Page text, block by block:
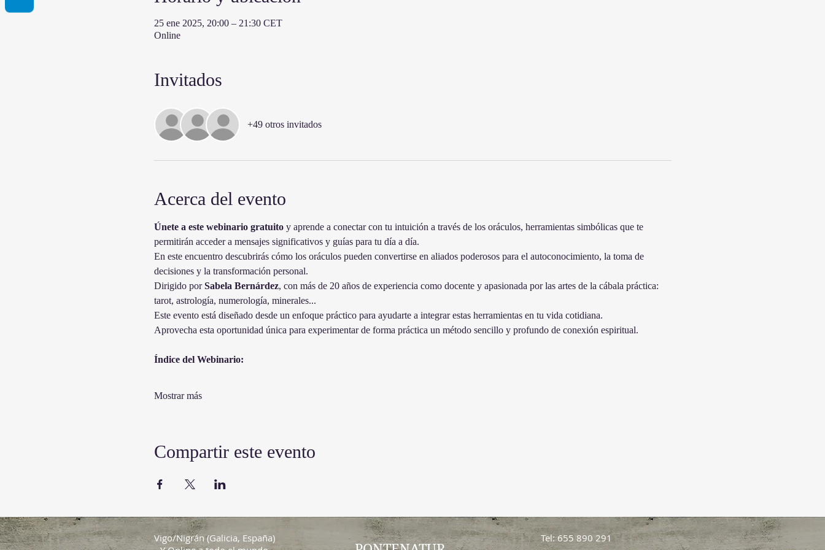
25 ene 2025, 20:00 – 21:30 CET
Online
Invitados
+49 otros invitados
Acerca del evento
Únete a este webinario gratuito y aprende a conectar con tu intuición a través de los oráculos, herramientas simbólicas que te
permitirán acceder a mensajes significativos y guías para tu día a día.
En este encuentro descubrirás cómo los oráculos pueden convertirse en aliados poderosos para el autoconocimiento, la toma de
decisiones y la transformación personal.
Dirigido por Sabela Bernárdez, con más de 20 años de experiencia como docente y apasionada por las artes de la cábala práctica:
tarot, astrología, numerología, minerales...
Este evento está diseñado desde un enfoque práctico para ayudarte a integrar estas herramientas en tu vida cotidiana.
Aprovecha esta oportunidad única para experimentar de forma práctica un método sencillo y profundo de conexión espiritual.
Índice del Webinario:
Mostrar más
Compartir este evento
Vigo/Nigrán (Galicia, España)
Tel: 655 890 291